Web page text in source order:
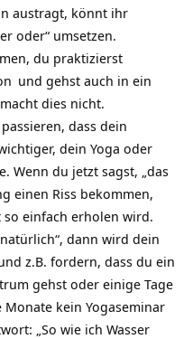
austragt, könnt ihr
oder“ umsetzen.
du praktizierst
und gehst auch in ein
dies nicht.
dass dein
dein Yoga oder
Wenn du jetzt sagst, „das
einen Riss bekommen,
einfach erholen wird.
dann wird dein
z.B. fordern, dass du ein
gehst oder einige Tage
kein Yogaseminar
„So wie ich Wasser